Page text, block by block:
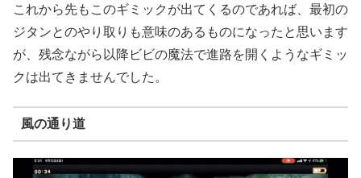
これから先もこのギミックが出てくるのであれば、最初の
ジタンとのやり取りも意味のあるものになったと思います
が、残念ながら以降ビビの魔法で進路を開くようなギミッ
クは出てきませんでした。
風の通り道